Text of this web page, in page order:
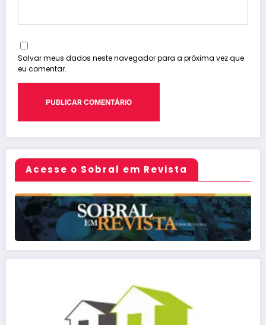
Salvar meus dados neste navegador para a próxima vez que
eu comentar.
Acesse o Sobral em Revista